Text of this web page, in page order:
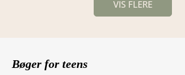
VIS FLERE
Bøger for teens